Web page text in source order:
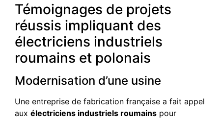
Témoignages de projets
réussis impliquant des
électriciens industriels
roumains et polonais
Modernisation d’une usine
Une entreprise de fabrication française a fait appel
aux électriciens industriels roumains pour